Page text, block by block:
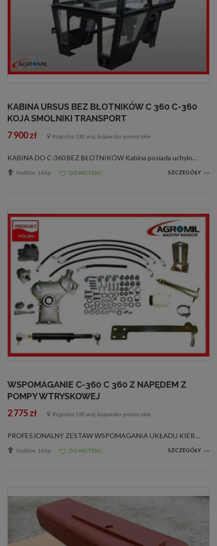
KABINA URSUS BEZ BŁOTNIKÓW C 360 C-360
KOJA SMOLNIKI TRANSPORT
7 900 zł Rogóźno 130, woj. kujawsko-pomorskie
KABINA DO C-360 BEZ BŁOTNIKÓW Kabina posiada uchylny dach oraz uchylną tylną szybę. Szyby zastosowane w kabinie wykonane są z bezpiecznego szkła hartowanego i są osadzane w specjalnej gumowej uszczelce. Sposób zamocowania szyb w szkielecie k...
Podbite: 14 lip DO NOTESU SZCZEGÓŁY
WSPOMAGANIE C-360 C 360 Z NAPĘDEM Z
POMPY WTRYSKOWEJ
2 775 zł Rogóźno 130, woj. kujawsko-pomorskie
PROFESJONALNY ZESTAW WSPOMAGANIA UKŁADU KIEROWNICZEGO NA ORBITROL Z NAPĘDEM Z ROZRZĄDU DO URSUSAC-360 , C-355, C 4011W skład zestawu wchodzą:1. Wzmacniany cylinder hydrauliczny dwustronnego działania wraz z główkami. Główki pozwalają na regu...
Podbite: 14 lip DO NOTESU SZCZEGÓŁY